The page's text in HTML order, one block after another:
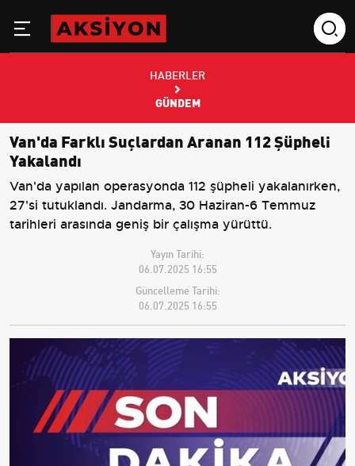
HABERLER
GÜNDEM
Van'da Farklı Suçlardan Aranan 112 Şüpheli
Yakalandı
Van'da yapılan operasyonda 112 şüpheli yakalanırken,
27'si tutuklandı. Jandarma, 30 Haziran-6 Temmuz
tarihleri arasında geniş bir çalışma yürüttü.
Yayın Tarihi:
06.07.2025 16:55
Güncelleme Tarihi:
06.07.2025 16:55